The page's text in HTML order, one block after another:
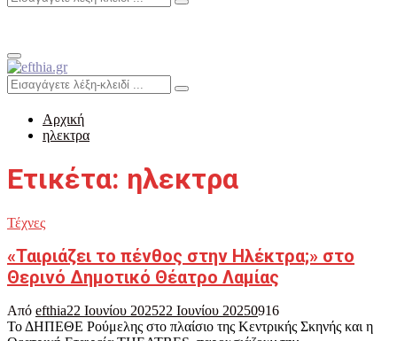
Search
Primary
Menu
Search
for:
Search
Αρχική
ηλεκτρα
Ετικέτα: ηλεκτρα
Τέχνες
«Ταιριάζει το πένθος στην Ηλέκτρα;» στο
Θερινό Δημοτικό Θέατρο Λαμίας
Από efthia22 Ιουνίου 202522 Ιουνίου 20250916
Το ΔΗΠΕΘΕ Ρούμελης στο πλαίσιο της Κεντρικής Σκηνής και η